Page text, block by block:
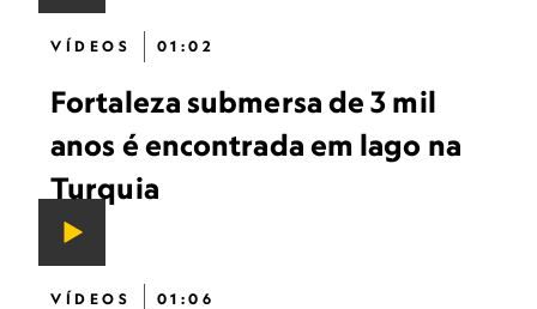
VÍDEOS 01:02
Fortaleza submersa de 3 mil
anos é encontrada em lago na
Turquia
VÍDEOS 01:06